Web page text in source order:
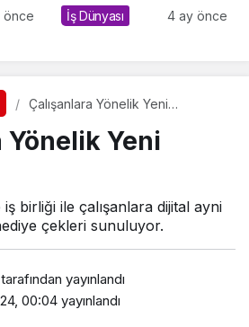
önce
Amazon Kitapçısına
İş Dünyası 4 ay önce
Çalışanlara Yönelik Yeni
Yönelik Yeni
birliği ile çalışanlara dijital ayni
çekleri sunuluyor.
tarafından yayınlandı
00:04 yayınlandı